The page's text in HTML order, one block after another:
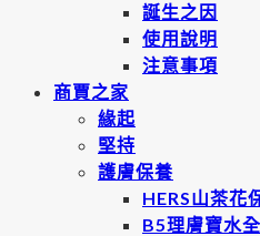
誕生之因
使用說明
注意事項
商賈之家
緣起
堅持
護膚保養
HERS山茶花
B5理膚寶水